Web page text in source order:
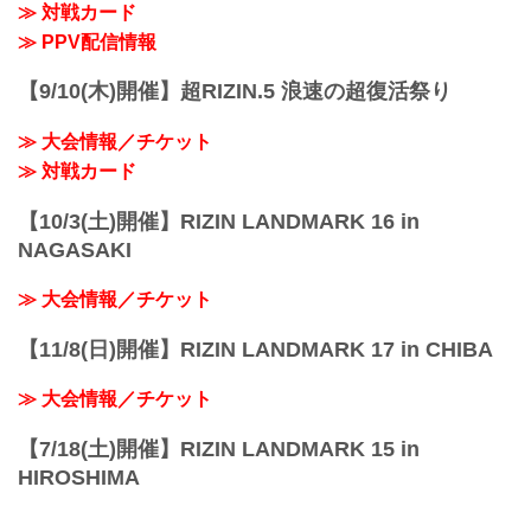
≫ 対戦カード
≫ PPV配信情報
【9/10(木)開催】超RIZIN.5 浪速の超復活祭り
≫ 大会情報／チケット
≫ 対戦カード
【10/3(土)開催】RIZIN LANDMARK 16 in
NAGASAKI
≫ 大会情報／チケット
【11/8(日)開催】RIZIN LANDMARK 17 in CHIBA
≫ 大会情報／チケット
【7/18(土)開催】RIZIN LANDMARK 15 in
HIROSHIMA